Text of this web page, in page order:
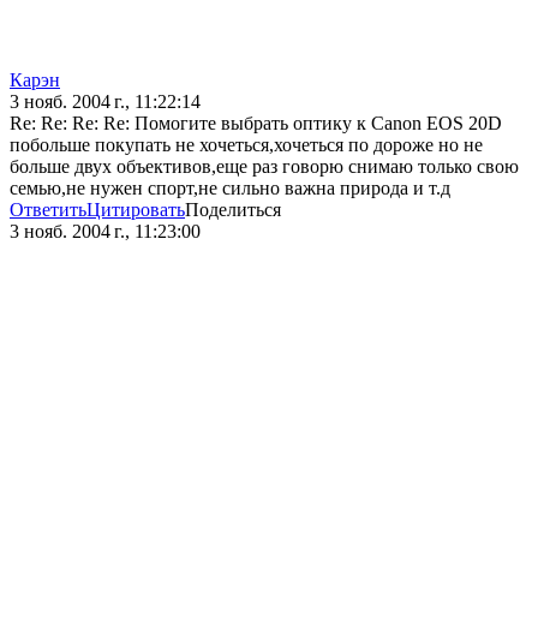
Карэн
3 нояб. 2004 г., 11:22:14
Re: Re: Re: Re: Помогите выбрать оптику к Canon EOS 20D
побольше покупать не хочеться,хочеться по дороже но не
больше двух объективов,еще раз говорю снимаю только свою
семью,не нужен спорт,не сильно важна природа и т.д
ОтветитьЦитироватьПоделиться
3 нояб. 2004 г., 11:23:00